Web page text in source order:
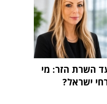
השרת הזר: מי
ישראל?